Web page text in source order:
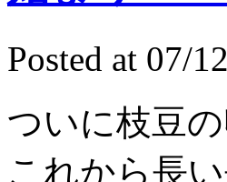
Posted at 07/12
ついに枝豆
これから長